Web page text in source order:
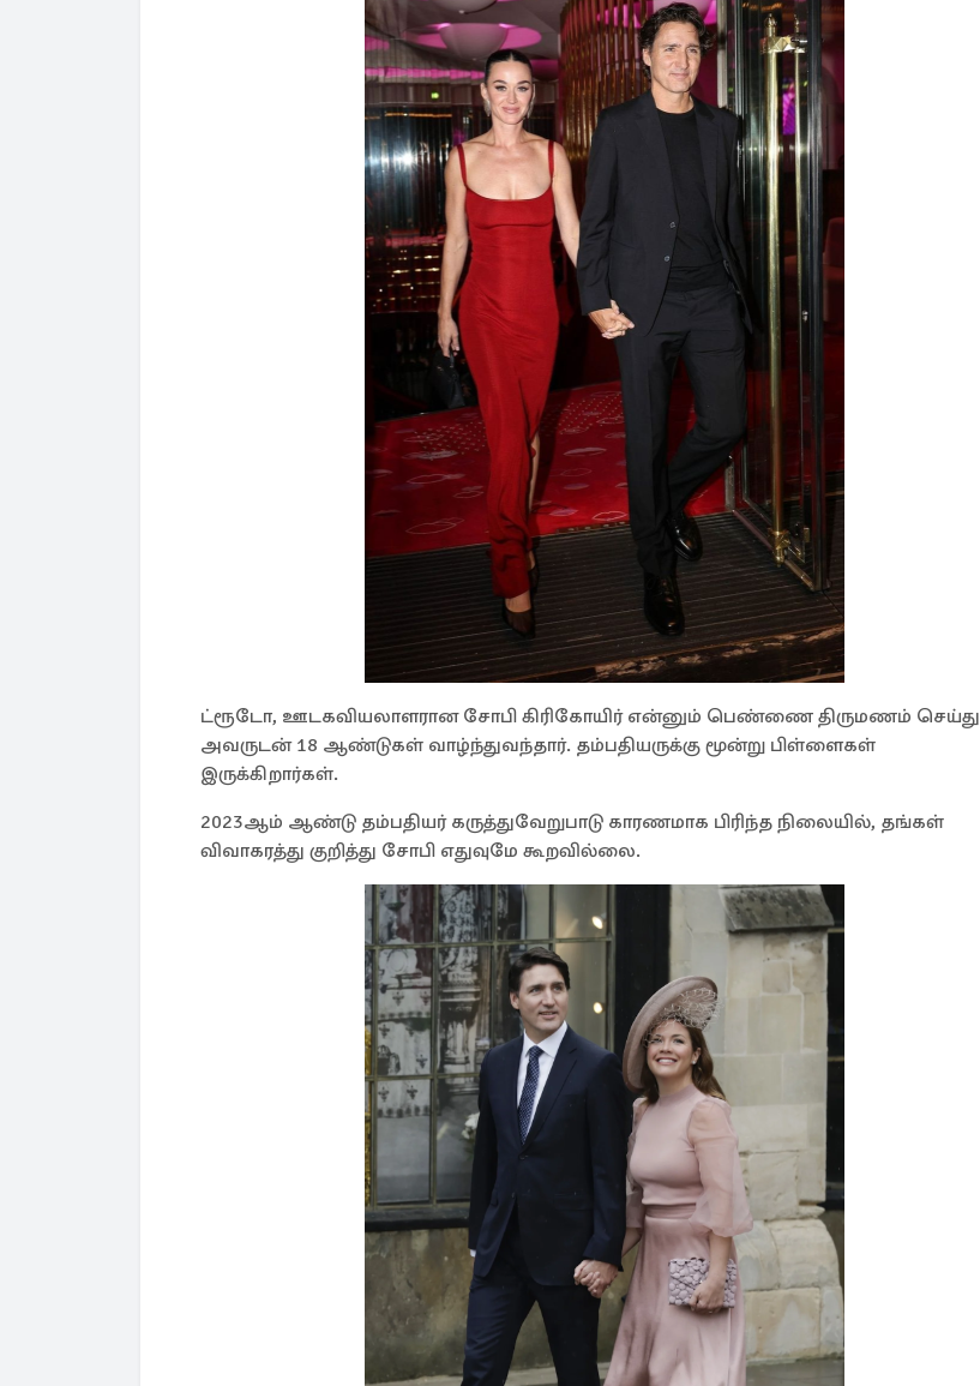
ட்ரூடோ, ஊடகவியலாளரான சோபி கிரிகோயிர் என்னும் பெண்ணை திருமணம் செய்து
அவருடன் 18 ஆண்டுகள் வாழ்ந்துவந்தார். தம்பதியருக்கு மூன்று பிள்ளைகள்
இருக்கிறார்கள்.
2023ஆம் ஆண்டு தம்பதியர் கருத்துவேறுபாடு காரணமாக பிரிந்த நிலையில், தங்கள்
விவாகரத்து குறித்து சோபி எதுவுமே கூறவில்லை.